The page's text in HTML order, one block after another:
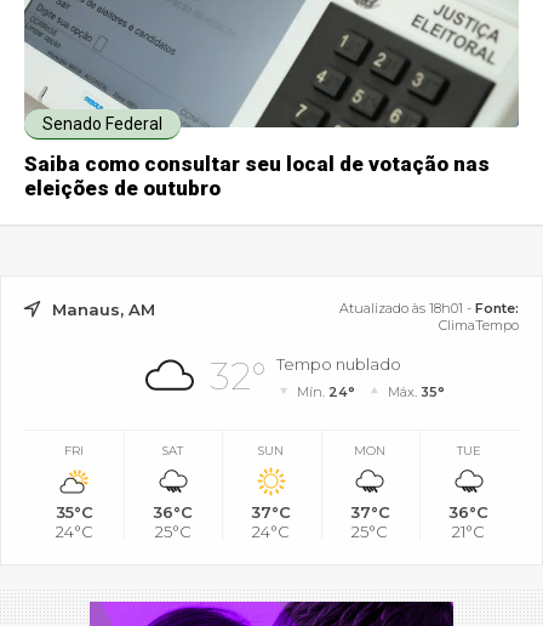
Senado Federal
Saiba como consultar seu local de votação nas
eleições de outubro
Manaus, AM Atualizado às 18h01 - Fonte:
ClimaTempo
32° Tempo nublado
Mín. 24° Máx. 35°
FRI
35°C
24°C
SAT
36°C
25°C
SUN
37°C
24°C
MON
37°C
25°C
TUE
36°C
21°C